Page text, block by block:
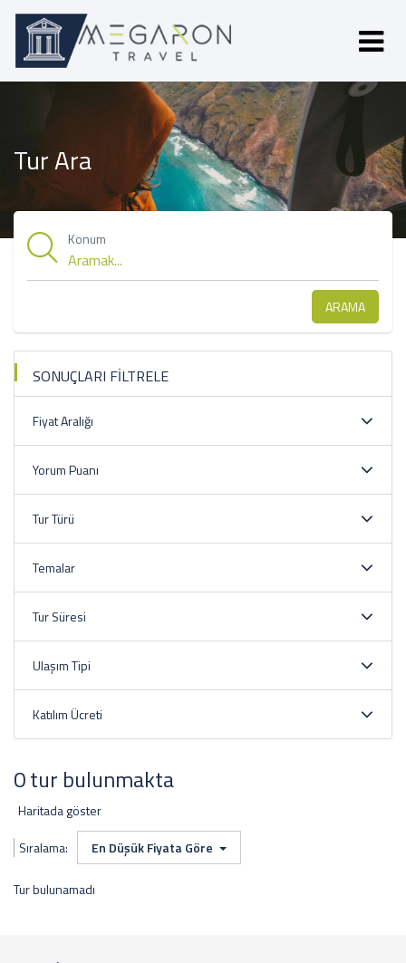
Tur Ara
Konum
ARAMA
SONUÇLARI FİLTRELE
Fiyat Aralığı
Yorum Puanı
Tur Türü
Temalar
Tur Süresi
Ulaşım Tipi
Katılım Ücreti
0 tur bulunmakta
Haritada göster
Sıralama:
En Düşük Fiyata Göre
Tur bulunamadı